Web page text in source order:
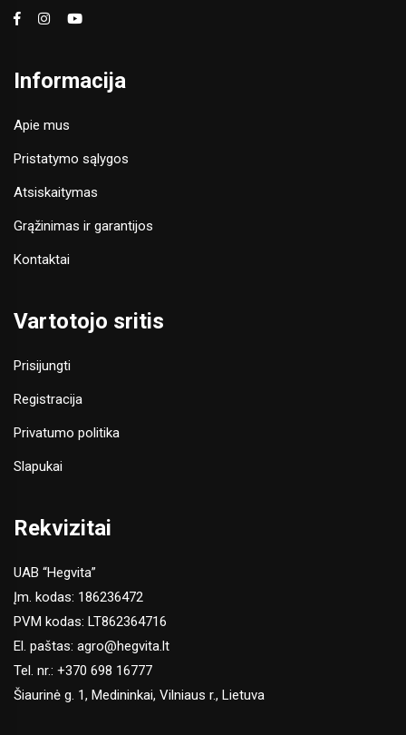
Informacija
Apie mus
Pristatymo sąlygos
Atsiskaitymas
Grąžinimas ir garantijos
Kontaktai
Vartotojo sritis
Prisijungti
Registracija
Privatumo politika
Slapukai
Rekvizitai
UAB “Hegvita”
Įm. kodas: 186236472
PVM kodas: LT862364716
El. paštas: agro@hegvita.lt
Tel. nr.: +370 698 16777
Šiaurinė g. 1, Medininkai, Vilniaus r., Lietuva